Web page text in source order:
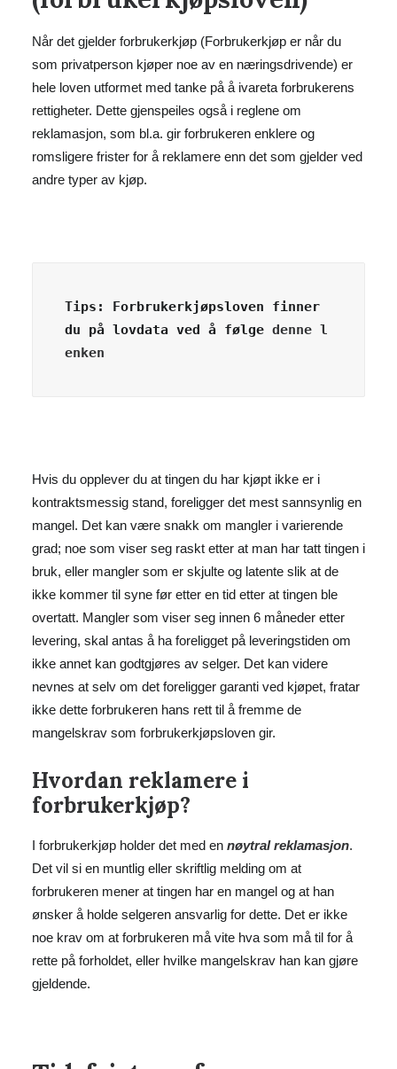
Når det gjelder forbrukerkjøp (Forbrukerkjøp er når du
som privatperson kjøper noe av en næringsdrivende) er
hele loven utformet med tanke på å ivareta forbrukerens
rettigheter. Dette gjenspeiles også i reglene om
reklamasjon, som bl.a. gir forbrukeren enklere og
romsligere frister for å reklamere enn det som gjelder ved
andre typer av kjøp.
Tips: Forbrukerkjøpsloven finner
du på lovdata ved å følge denne l
enken
Hvis du opplever du at tingen du har kjøpt ikke er i
kontraktsmessig stand, foreligger det mest sannsynlig en
mangel. Det kan være snakk om mangler i varierende
grad; noe som viser seg raskt etter at man har tatt tingen i
bruk, eller mangler som er skjulte og latente slik at de
ikke kommer til syne før etter en tid etter at tingen ble
overtatt. Mangler som viser seg innen 6 måneder etter
levering, skal antas å ha foreligget på leveringstiden om
ikke annet kan godtgjøres av selger. Det kan videre
nevnes at selv om det foreligger garanti ved kjøpet, fratar
ikke dette forbrukeren hans rett til å fremme de
mangelskrav som forbrukerkjøpsloven gir.
Hvordan reklamere i
forbrukerkjøp?
I forbrukerkjøp holder det med en nøytral reklamasjon.
Det vil si en muntlig eller skriftlig melding om at
forbrukeren mener at tingen har en mangel og at han
ønsker å holde selgeren ansvarlig for dette. Det er ikke
noe krav om at forbrukeren må vite hva som må til for å
rette på forholdet, eller hvilke mangelskrav han kan gjøre
gjeldende.